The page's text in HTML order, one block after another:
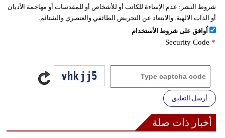
شروط النشر: عدم الإساءة للكاتب أو للأشخاص أو للمقدسات أو مهاجمة الأديان
أو الذات الالهية. والابتعاد عن التحريض الطائفي والعنصري والشتائم.
اُوافق على شروط الأستخدام
Security Code *
أرسل التعليق
أخبار ذات صلة